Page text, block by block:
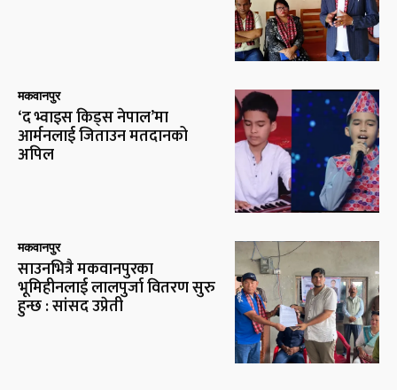
मकवानपुर
‘द भ्वाइस किड्स नेपाल’मा
आर्मनलाई जिताउन मतदानको
अपिल
मकवानपुर
साउनभित्रै मकवानपुरका
भूमिहीनलाई लालपुर्जा वितरण सुरु
हुन्छ : सांसद उप्रेती